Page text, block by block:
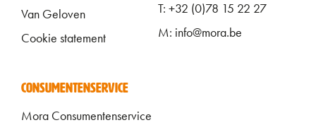
Van Geloven
Cookie statement
T: +32 (0)78 15 22 27
M: info@mora.be
CONSUMENTENSERVICE
Mora Consumentenservice